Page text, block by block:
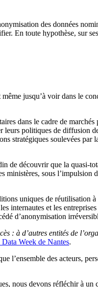
des données
En toute hypothèse, sur
jusqu’à voir dans le
dans le cadre de
politiques de diffusion
stratégiques soulevées par
de découvrir que la quasi-
ministères, sous l’impulsion
uniques de réutilisation à
internautes et les
d’anonymisation
: à d’autres entités de
Week de Nantes.
l’ensemble des acteurs,
nous devons réfléchir à un